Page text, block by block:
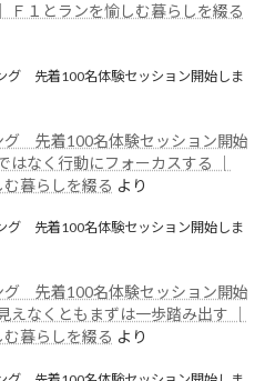
Ｆ１とランを愉しむ暮らしを綴る
グ 先着100名体験セッション開始しま
グ 先着100名体験セッション開始
はなく行動にフォーカスする │
む暮らしを綴る より
グ 先着100名体験セッション開始しま
グ 先着100名体験セッション開始
えなくともまずは一歩踏み出す │
む暮らしを綴る より